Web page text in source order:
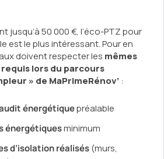
jusqu’à 50 000 €, l’éco-PTZ pour
est le plus intéressant. Pour en
doivent respecter les mêmes
lors du parcours
» de MaPrimeRénov’:
énergétiquepréalable
énergétiquesminimum
d’isolation réalisés(murs,